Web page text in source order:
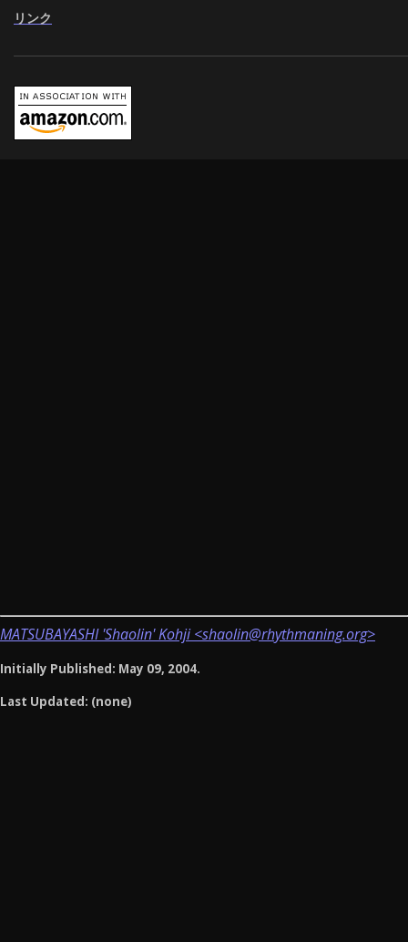
リンク
MATSUBAYASHI 'Shaolin' Kohji <shaolin@rhythmaning.org>
Initially Published: May 09, 2004.
Last Updated: (none)